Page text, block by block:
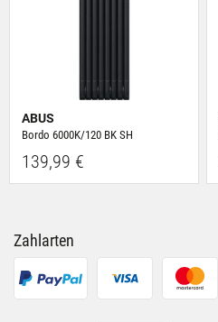
ABUS
Bordo 6000K/120 BK SH
139,99 €
Zahlarten